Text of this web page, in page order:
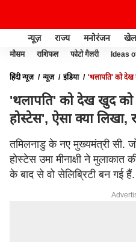
न्यूज़ राज्य मनोरंजन खेल
मौसम राशिफल फोटो गैलरी Ideas
हिंदी न्यूज़ न्यूज़ इंडिया
'थलापति' को देख
'थलापति' को देख खुद को
होस्टेस', ऐसा क्या लिखा,
तमिलनाडु के नए मुख्यमंत्री सी.
होस्टेस उमा मीनाक्षी ने
के बाद से वो सेलिब्रिटी बन गई हैं.